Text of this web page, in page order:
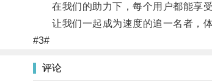
在我们的助力下，每个用户都能享受
让我们一起成为速度的追一名者，体
#3#
评论